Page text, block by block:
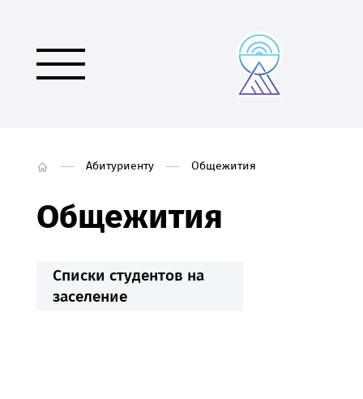
Абитуриенту Общежития
Общежития
Списки студентов на
заселение